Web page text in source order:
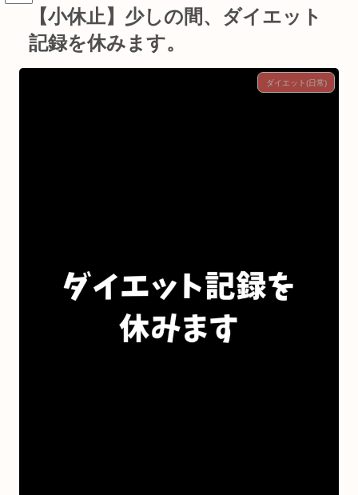
【小休止】少しの間、ダイエット
記録を休みます。
ダイエット(日常)